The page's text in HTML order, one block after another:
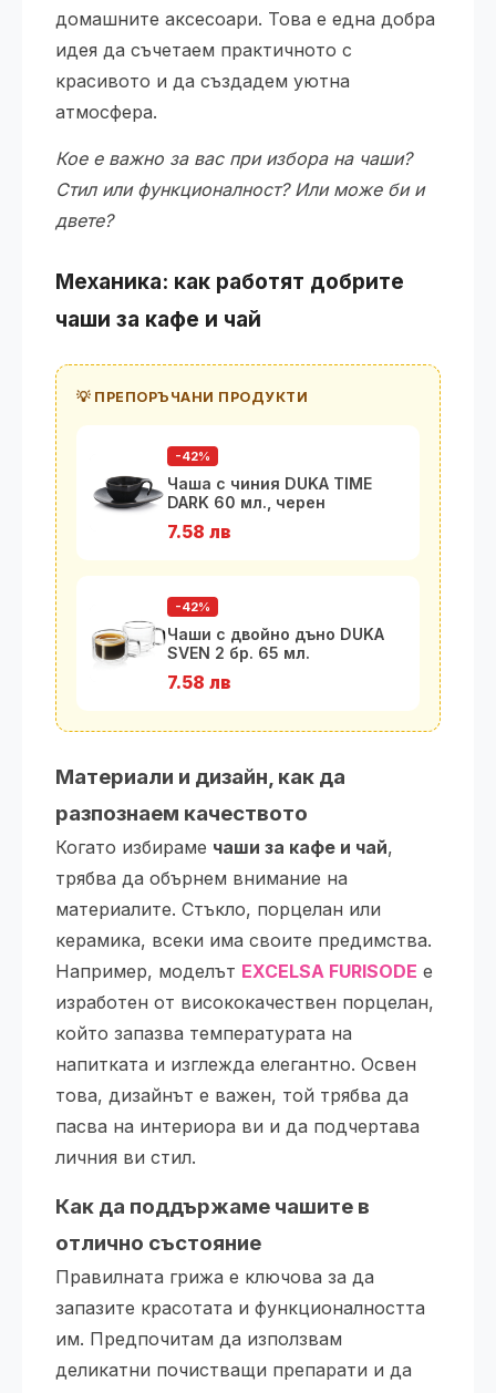
домашните аксесоари. Това е една добра
идея да съчетаем практичното с
красивото и да създадем уютна
атмосфера.
Кое е важно за вас при избора на чаши?
Стил или функционалност? Или може би и
двете?
Механика: как работят добрите
чаши за кафе и чай
💡 ПРЕПОРЪЧАНИ ПРОДУКТИ
-42%
Чаша с чиния DUKA TIME
DARK 60 мл., черен
7.58 лв
-42%
Чаши с двойно дъно DUKA
SVEN 2 бр. 65 мл.
7.58 лв
Материали и дизайн, как да
разпознаем качеството
Когато избираме чаши за кафе и чай,
трябва да обърнем внимание на
материалите. Стъкло, порцелан или
керамика, всеки има своите предимства.
Например, моделът EXCELSA FURISODE е
изработен от висококачествен порцелан,
който запазва температурата на
напитката и изглежда елегантно. Освен
това, дизайнът е важен, той трябва да
пасва на интериора ви и да подчертава
личния ви стил.
Как да поддържаме чашите в
отлично състояние
Правилната грижа е ключова за да
запазите красотата и функционалността
им. Предпочитам да използвам
деликатни почистващи препарати и да